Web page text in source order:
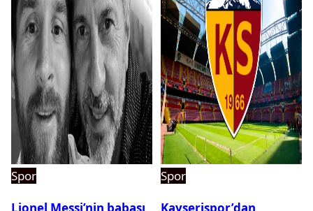
Spor
Lionel Messi’nin babası
Spor
Kayserispor’dan